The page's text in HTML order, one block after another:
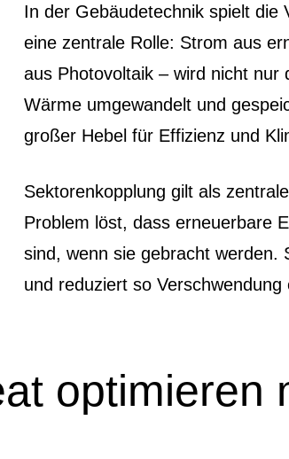
In der Gebäudetechnik spielt die
eine zentrale Rolle: Strom aus
aus Photovoltaik – wird nicht nur
Wärme umgewandelt und
großer Hebel für Effizienz und
Sektorenkopplung gilt als
Problem löst, dass erneuerbare
sind, wenn sie gebracht werden.
und reduziert so Verschwendung
optimieren